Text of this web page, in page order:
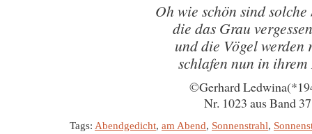
Oh wie schön sind solche
die das Grau
und die Vögel werden
schlafen nun in ihrem
©Gerhard
Nr. 1023 aus Band 37
Tags: Abendgedicht, am Abend, Sonnenstrahl,